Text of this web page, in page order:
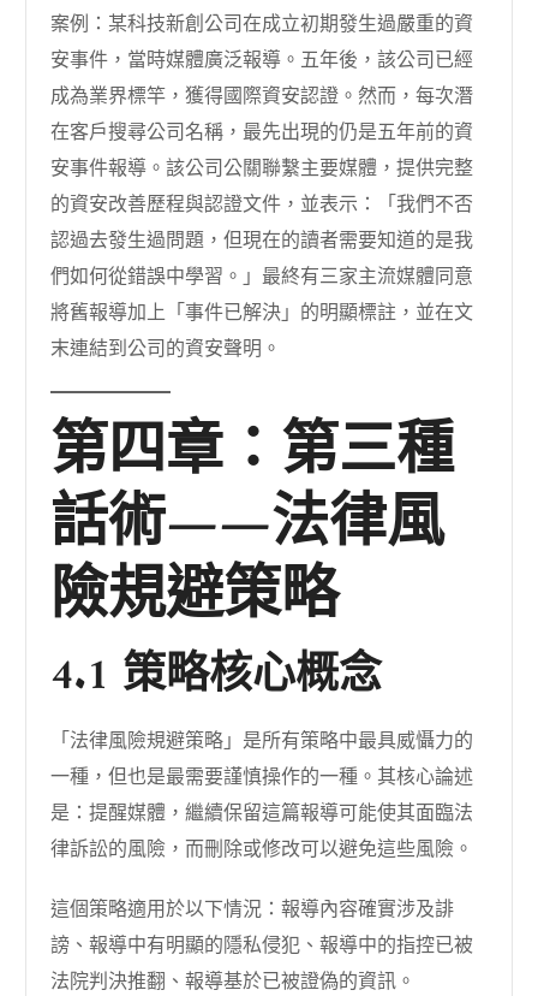
案例：某科技新創公司在成立初期發生過嚴重的資
安事件，當時媒體廣泛報導。五年後，該公司已經
成為業界標竿，獲得國際資安認證。然而，每次潛
在客戶搜尋公司名稱，最先出現的仍是五年前的資
安事件報導。該公司公關聯繫主要媒體，提供完整
的資安改善歷程與認證文件，並表示：「我們不否
認過去發生過問題，但現在的讀者需要知道的是我
們如何從錯誤中學習。」最終有三家主流媒體同意
將舊報導加上「事件已解決」的明顯標註，並在文
末連結到公司的資安聲明。
第四章：第三種
話術——法律風
險規避策略
4.1 策略核心概念
「法律風險規避策略」是所有策略中最具威懾力的
一種，但也是最需要謹慎操作的一種。其核心論述
是：提醒媒體，繼續保留這篇報導可能使其面臨法
律訴訟的風險，而刪除或修改可以避免這些風險。
這個策略適用於以下情況：報導內容確實涉及誹
謗、報導中有明顯的隱私侵犯、報導中的指控已被
法院判決推翻、報導基於已被證偽的資訊。